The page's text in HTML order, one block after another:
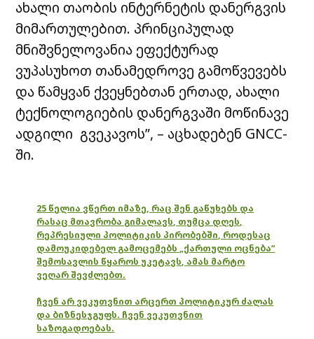
ახალი თაობის ინტერნეტის დანერგვის
მიმართულებით. პრინციპულად
მნიშვნელოვანია ეფექტურად
ვუპასუხოთ თანამედროვე გამოწვევებს
და წამყვან ქვეყნებთან ერთად, ახალი
ტექნოლოგიების დანერგვაში მოწინავე
ადგილი გვეკავოს”, – აცხადებენ GNCC-
ში.
25 წელია ვწერთ იმაზე, რაც შენ გაწუხებს და
რასაც მთავრობა გიმალავს, თუმცა დღეს,
რეპრესიული პოლიტიკის პირობებში, როდესაც
დამოუკიდებელ გამოცემებს „ქართული ოცნება“
შემოსავლის წყაროს უკეტავს, ამას მარტო
ვეღარ შევძლებთ.
ჩვენ არ ვეკუთვნით არცერთ პოლიტიკურ ძალას
და ბიზნესჯგუფს. ჩვენ ვეკუთვნით
საზოგადოებას.